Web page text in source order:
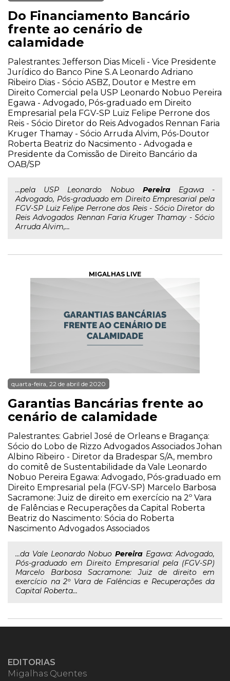
Do Financiamento Bancário
frente ao cenário de
calamidade
Palestrantes: Jefferson Dias Miceli - Vice Presidente
Jurídico do Banco Pine S.A Leonardo Adriano
Ribeiro Dias - Sócio ASBZ, Doutor e Mestre em
Direito Comercial pela USP Leonardo Nobuo Pereira
Egawa - Advogado, Pós-graduado em Direito
Empresarial pela FGV-SP Luiz Felipe Perrone dos
Reis - Sócio Diretor do Reis Advogados Rennan Faria
Kruger Thamay - Sócio Arruda Alvim, Pós-Doutor
Roberta Beatriz do Nacsimento - Advogada e
Presidente da Comissão de Direito Bancário da
OAB/SP
...pela USP Leonardo Nobuo PereiraEgawa -
Advogado, Pós-graduado em Direito Empresarial pela
FGV-SP Luiz Felipe Perrone dos Reis - Sócio Diretor do
Reis Advogados Rennan Faria Kruger Thamay - Sócio
Arruda Alvim,...
MIGALHAS LIVE
quarta-feira, 22 de abril de 2020
Garantias Bancárias frente ao
cenário de calamidade
Palestrantes: Gabriel José de Orleans e Bragança:
Sócio do Lobo de Rizzo Advogados Associados Johan
Albino Ribeiro - Diretor da Bradespar S/A, membro
do comitê de Sustentabilidade da Vale Leonardo
Nobuo Pereira Egawa: Advogado, Pós-graduado em
Direito Empresarial pela (FGV-SP) Marcelo Barbosa
Sacramone: Juiz de direito em exercício na 2º Vara
de Falências e Recuperações da Capital Roberta
Beatriz do Nascimento: Sócia do Roberta
Nascimento Advogados Associados
...da Vale Leonardo NobuoPereira Egawa: Advogado,
Pós-graduado em Direito Empresarial pela (FGV-SP)
Marcelo Barbosa Sacramone: Juiz de direito em
exercício na 2º Vara de Falências e Recuperações da
Capital Roberta...
EDITORIAS
Migalhas Quentes